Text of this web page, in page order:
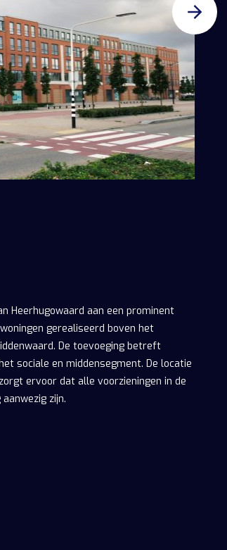
Heerhugowaard aan een prominent
gerealiseerd boven het
De toevoeging betreft
sociale en middensegment. De locatie
ervoor dat alle voorzieningen in de
zijn.